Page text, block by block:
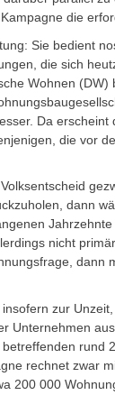
die
Sie bedient
die sich
Wohnen
Da
die vor
dann
nicht
dann
zur
Unternehmen
rund
rechnet zwar
200 000